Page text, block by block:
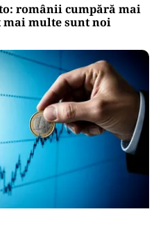
românii cumpără mai
multe sunt noi